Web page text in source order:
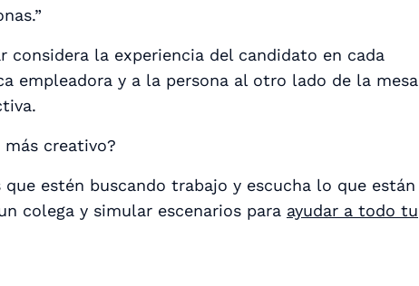
la experiencia del candidato en cada
empleadora y a la persona al otro lado de la mesa
creativo?
estén buscando trabajo y escucha lo que están
colega y simular escenarios para ayudar a todo tu